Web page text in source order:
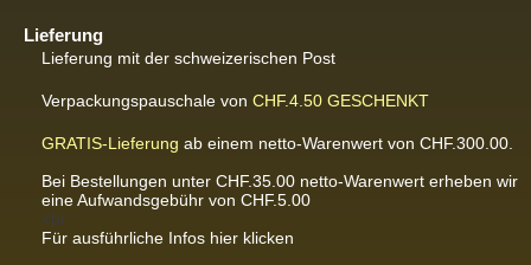
Lieferung
Lieferung mit der schweizerischen Post
Verpackungspauschale von CHF.4.50 GESCHENKT
GRATIS-Lieferung ab einem netto-Warenwert von CHF.300.00.
Bei Bestellungen unter CHF.35.00 netto-Warenwert erheben wir
eine Aufwandsgebühr von CHF.5.00
<br
Für ausführliche Infos hier klicken